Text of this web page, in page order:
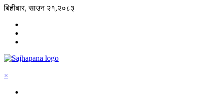
बिहीबार, साउन २१,२०८३
×